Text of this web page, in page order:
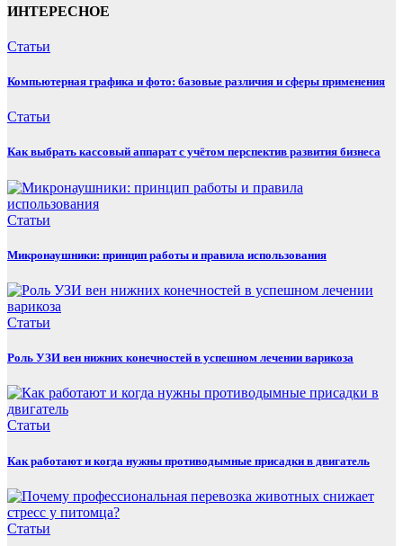
ИНТЕРЕСНОЕ
Статьи
Компьютерная графика и фото: базовые различия и сферы применения
Статьи
Как выбрать кассовый аппарат с учётом перспектив развития бизнеса
Статьи
Микронаушники: принцип работы и правила использования
Статьи
Роль УЗИ вен нижних конечностей в успешном лечении варикоза
Статьи
Как работают и когда нужны противодымные присадки в двигатель
Статьи